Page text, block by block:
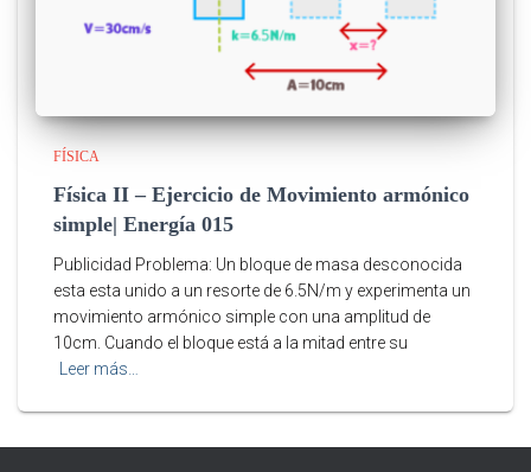
FÍSICA
Física II – Ejercicio de Movimiento armónico
simple| Energía 015
Publicidad Problema: Un bloque de masa desconocida
esta esta unido a un resorte de 6.5N/m y experimenta un
movimiento armónico simple con una amplitud de
10cm. Cuando el bloque está a la mitad entre su
Leer más…